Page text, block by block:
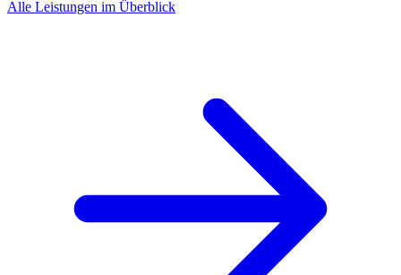
Alle Leistungen im Überblick